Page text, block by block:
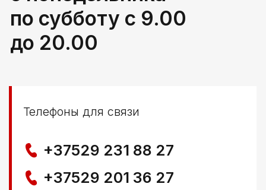
исполнительным комитетом 29.04.2025
Создание сайта Nastya Gurpa